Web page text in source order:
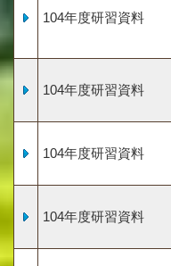
104年度研習資料
104年度研習資料
104年度研習資料
104年度研習資料